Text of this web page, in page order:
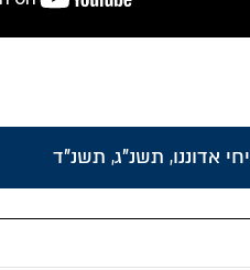
יחי אדוננו, תשנ"ג, תשנ"ד